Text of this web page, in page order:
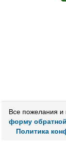
Все пожелания и
форму
Политика